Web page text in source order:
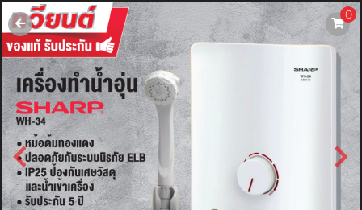
0
username
password
LOGIN
สมัครสมาชิค ลืมรหัสผ่าน?